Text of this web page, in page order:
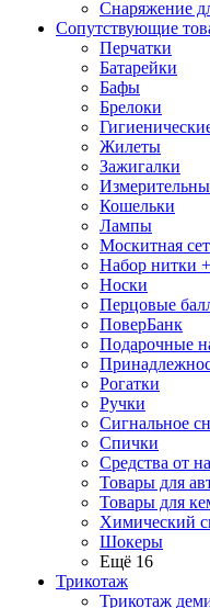
Снаряжение
Сопутствующие
Перчатки
Батарейки
Бафы
Брелоки
Жилеты
Зажигалки
Кошельки
Лампы
Москитная
Набор нитки
Носки
Перцовые
ПоверБанк
Подарочные
Рогатки
Ручки
Сигнальное
Спички
Средства от
Товары для
Товары для
Химический
Шокеры
Ещё 16
Трикотаж
Трикотаж